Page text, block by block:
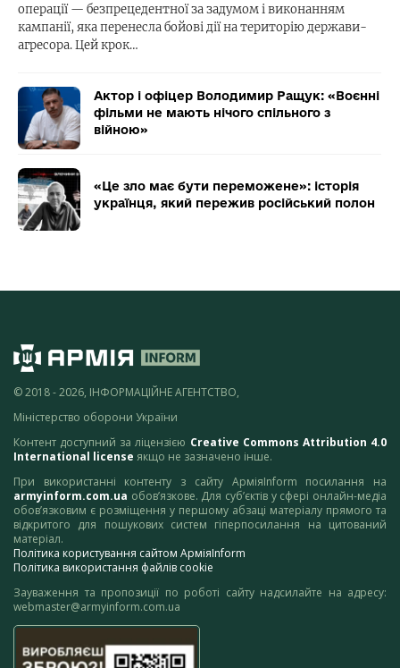
операції — безпрецедентної за задумом і виконанням
кампанії, яка перенесла бойові дії на територію держави-
агресора. Цей крок…
Актор і офіцер Володимир Ращук: «Воєнні
фільми не мають нічого спільного з
війною»
«Це зло має бути переможене»: історія
українця, який пережив російський полон
© 2018 - 2026, ІНФОРМАЦІЙНЕ АГЕНТСТВО,
Міністерство оборони України
Контент доступний за ліцензією Creative Commons Attribution 4.0
International license якщо не зазначено інше.
При використанні контенту з сайту АрміяInform посилання на
armyinform.com.ua обов’язкове. Для суб’єктів у сфері онлайн-медіа
обов’язковим є розміщення у першому абзаці матеріалу прямого та
відкритого для пошукових систем гіперпосилання на цитований
матеріал.
Політика користування сайтом АрміяInform
Політика використання файлів cookie
Зауваження та пропозиції по роботі сайту надсилайте на адресу:
webmaster@armyinform.com.ua